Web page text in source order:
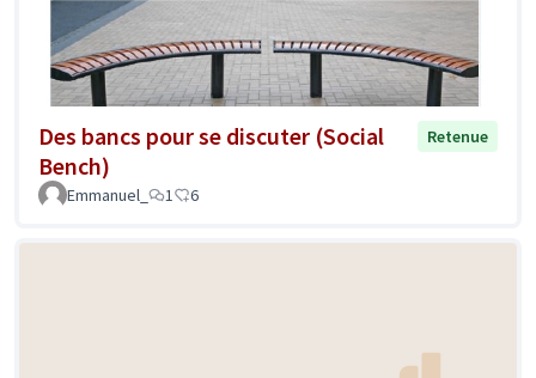
Des bancs pour se discuter (Social
Bench)
Retenue
Emmanuel_ 1 6